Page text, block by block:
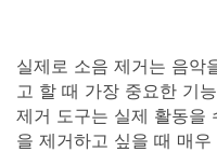
실제로 소음 제거는 음악
고 할 때 가장 중요한 기
제거 도구는 실제 활동을
을 제거하고 싶을 때 매우